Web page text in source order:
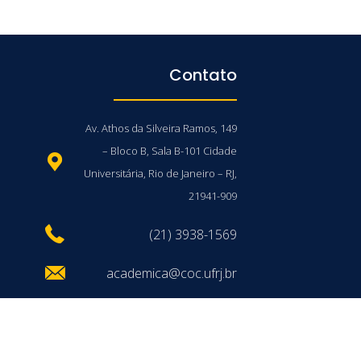
Contato
Av. Athos da Silveira Ramos, 149
– Bloco B, Sala B-101 Cidade
Universitária, Rio de Janeiro – RJ,
21941-909
(21) 3938-1569
academica@coc.ufrj.br